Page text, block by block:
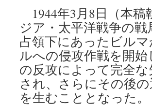
1944年3月8日（本稿
ジア・太平洋戦争の
占領下にあったビル
ルへの侵攻作戦を開
の反攻によって完全
され、さらにその後
を生むこととなった。